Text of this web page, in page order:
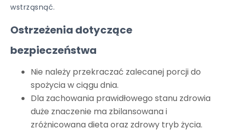
wstrząsnąć.
Ostrzeżenia dotyczące
bezpieczeństwa
Nie należy przekraczać zalecanej porcji do
spożycia w ciągu dnia.
Dla zachowania prawidłowego stanu zdrowia
duże znaczenie ma zbilansowana i
zróżnicowana dieta oraz zdrowy tryb życia.